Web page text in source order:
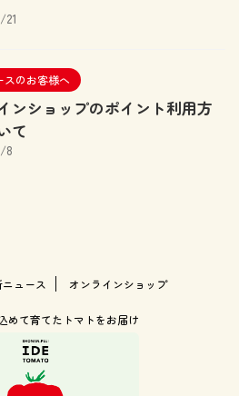
21
スのお客様へ
ンショップのポイント利用方
て
8
ュース オンラインショップ
めて育てたトマトをお届け